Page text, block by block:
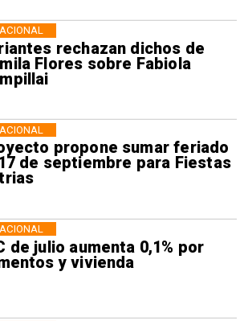
rechazan dichos de
Flores sobre Fabiola
propone sumar feriado
de septiembre para Fiestas
de julio aumenta 0,1% por
y vivienda